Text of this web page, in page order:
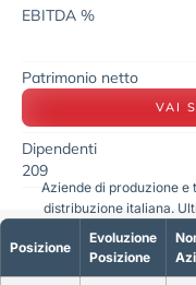
EBITDA %
Patrimonio netto
VAI
Dipendenti
209
Posizione
Evoluzione
Posizione
Aziende di produzione
distribuzione italiana.